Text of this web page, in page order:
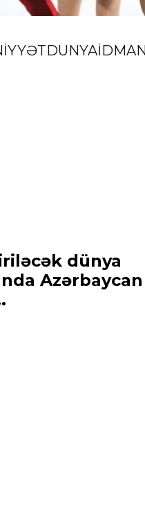
DÜNYA
dünya
Azərbaycan